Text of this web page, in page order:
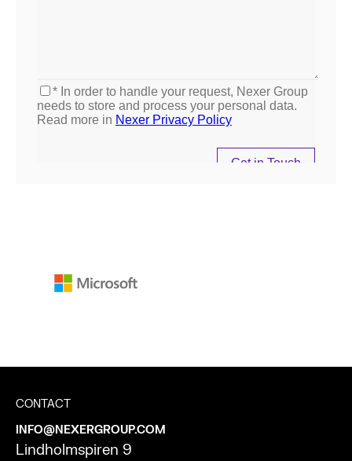
CONTACT
INFO@NEXERGROUP.COM
Lindholmspiren 9